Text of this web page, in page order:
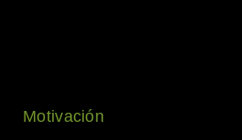
Motivación